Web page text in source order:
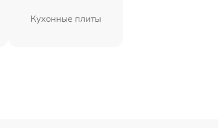
Кухонные плиты